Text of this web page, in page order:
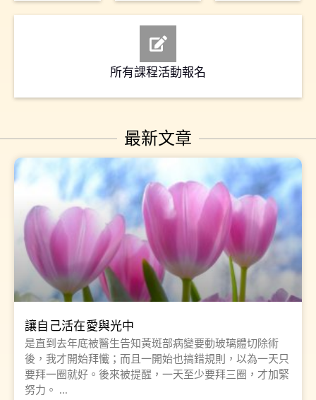
所有課程活動報名
最新文章
讓自己活在愛與光中
是直到去年底被醫生告知黃斑部病變要動玻璃體切除術
後，我才開始拜懺；而且一開始也搞錯規則，以為一天只
要拜一圈就好。後來被提醒，一天至少要拜三圈，才加緊
努力。